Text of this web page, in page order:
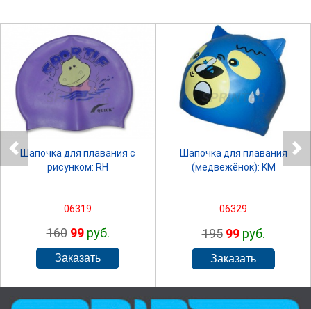
SPRINTER
Шапочка для плавания с
рисунком: RH
06319
160 99руб.
SPRINTER
Шапочка для плавания
(медвежёнок): KM
06329
195 99руб.